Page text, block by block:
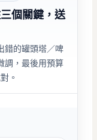
個關鍵，送
錯的罐頭塔／啤
調，最後用預算
。